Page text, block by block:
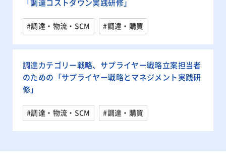
「調達コストダウン実践研修」
#調達・物流・SCM #調達・購買
調達カテゴリー戦略、サプライヤー戦略立案担当者
のための「サプライヤー戦略とマネジメント実践研
修」
#調達・物流・SCM #調達・購買